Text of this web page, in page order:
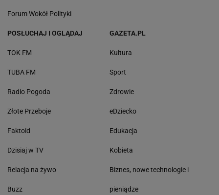
Forum Wokół Polityki
POSŁUCHAJ I OGLĄDAJ
TOK FM
TUBA FM
Radio Pogoda
Złote Przeboje
Faktoid
Dzisiaj w TV
Relacja na żywo
Buzz
GAZETA.PL
Kultura
Sport
Zdrowie
eDziecko
Edukacja
Kobieta
Biznes, nowe technologie i
pieniądze